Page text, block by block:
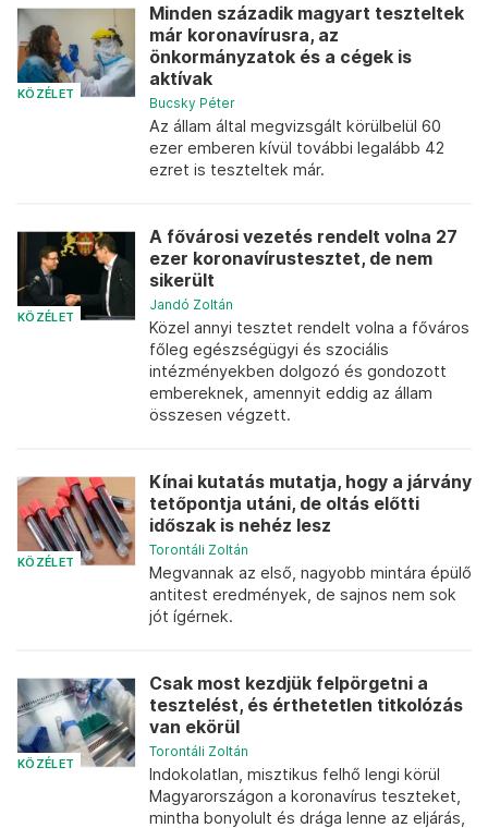
KÖZÉLET
Minden századik magyart teszteltek
már koronavírusra, az
önkormányzatok és a cégek is
aktívak
Bucsky Péter
Az állam által megvizsgált körülbelül 60
ezer emberen kívül további legalább 42
ezret is teszteltek már.
KÖZÉLET
A fővárosi vezetés rendelt volna 27
ezer koronavírustesztet, de nem
sikerült
Jandó Zoltán
Közel annyi tesztet rendelt volna a főváros
főleg egészségügyi és szociális
intézményekben dolgozó és gondozott
embereknek, amennyit eddig az állam
összesen végzett.
KÖZÉLET
Kínai kutatás mutatja, hogy a járvány
tetőpontja utáni, de oltás előtti
időszak is nehéz lesz
Torontáli Zoltán
Megvannak az első, nagyobb mintára épülő
antitest eredmények, de sajnos nem sok
jót ígérnek.
KÖZÉLET
Csak most kezdjük felpörgetni a
tesztelést, és érthetetlen titkolózás
van ekörül
Torontáli Zoltán
Indokolatlan, misztikus felhő lengi körül
Magyarországon a koronavírus teszteket,
mintha bonyolult és drága lenne az eljárás,